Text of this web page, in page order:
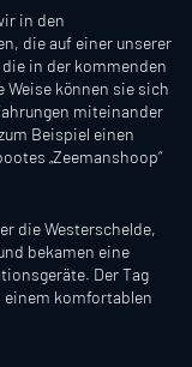
in den
die auf einer unserer
in der kommenden
Weise können sie sich
miteinander
Beispiel einen
„Zeemanshoop“
die Westerschelde,
bekamen eine
Der Tag
einem komfortablen